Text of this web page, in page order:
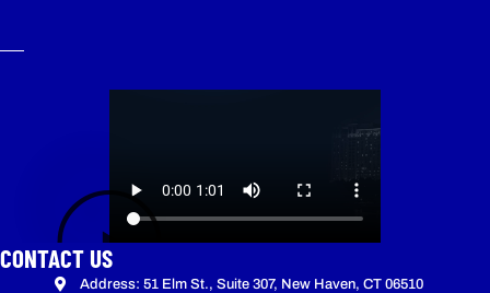
CONTACT US
Address: 51 Elm St., Suite 307, New Haven, CT 06510